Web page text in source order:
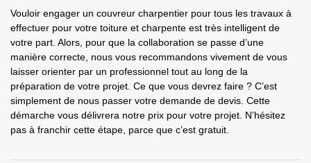
Vouloir engager un couvreur charpentier pour tous les travaux à
effectuer pour votre toiture et charpente est très intelligent de
votre part. Alors, pour que la collaboration se passe d’une
manière correcte, nous vous recommandons vivement de vous
laisser orienter par un professionnel tout au long de la
préparation de votre projet. Ce que vous devrez faire ? C’est
simplement de nous passer votre demande de devis. Cette
démarche vous délivrera notre prix pour votre projet. N’hésitez
pas à franchir cette étape, parce que c’est gratuit.